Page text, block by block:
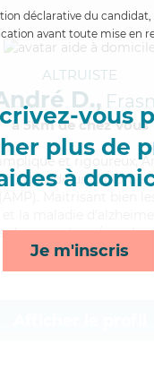
déclarative du candidat,
avant toute mise en
vous
plus de
à
Je m'inscris
ALTRUISTE
D.,
à 5km de chez Vous
, impliqué et rigoureux,
et possède un diplôme
de repas, lever/
toilette/habillage*